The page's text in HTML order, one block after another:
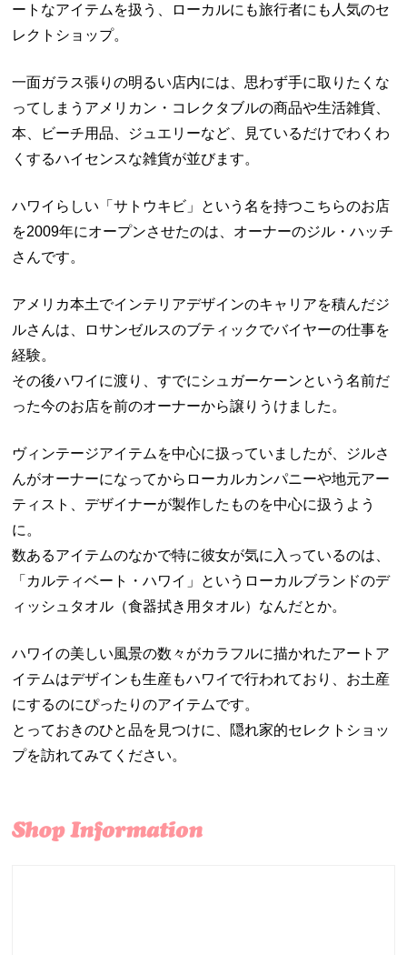
ートなアイテムを扱う、ローカルにも旅行者にも人気のセ
レクトショップ。
一面ガラス張りの明るい店内には、思わず手に取りたくな
ってしまうアメリカン・コレクタブルの商品や生活雑貨、
本、ビーチ用品、ジュエリーなど、見ているだけでわくわ
くするハイセンスな雑貨が並びます。
ハワイらしい「サトウキビ」という名を持つこちらのお店
を2009年にオープンさせたのは、オーナーのジル・ハッチ
さんです。
アメリカ本土でインテリアデザインのキャリアを積んだジ
ルさんは、ロサンゼルスのブティックでバイヤーの仕事を
経験。
その後ハワイに渡り、すでにシュガーケーンという名前だ
った今のお店を前のオーナーから譲りうけました。
ヴィンテージアイテムを中心に扱っていましたが、ジルさ
んがオーナーになってからローカルカンパニーや地元アー
ティスト、デザイナーが製作したものを中心に扱うよう
に。
数あるアイテムのなかで特に彼女が気に入っているのは、
「カルティベート・ハワイ」というローカルブランドのデ
ィッシュタオル（食器拭き用タオル）なんだとか。
ハワイの美しい風景の数々がカラフルに描かれたアートア
イテムはデザインも生産もハワイで行われており、お土産
にするのにぴったりのアイテムです。
とっておきのひと品を見つけに、隠れ家的セレクトショッ
プを訪れてみてください。